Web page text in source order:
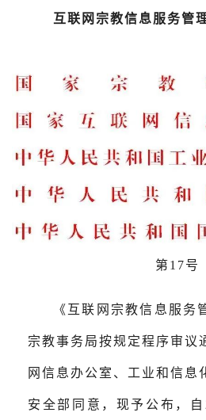
互联网宗教信息服务管
第17号
《互联网宗教信息服务
宗教事务局按规定程序审议
网信息办公室、工业和信息
安全部同意，现予公布，